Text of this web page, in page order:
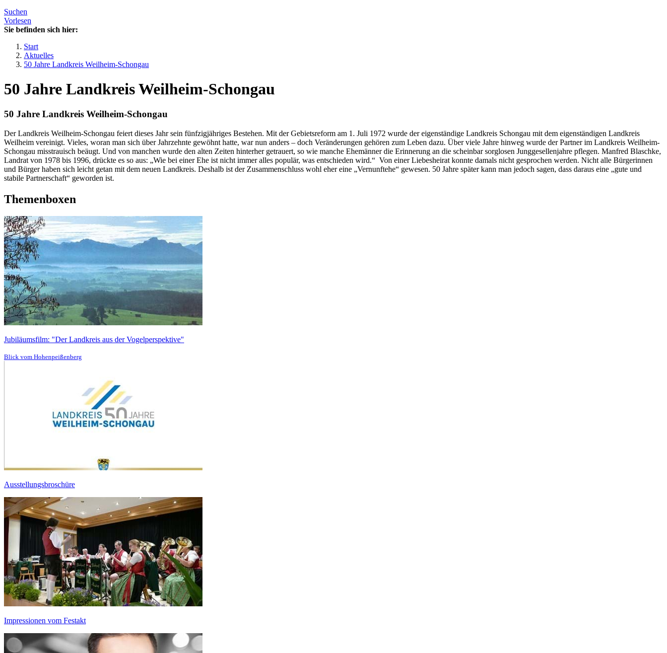
Suchen
Vorlesen
Sie befinden sich hier:
Start
Aktuelles
50 Jahre Landkreis Weilheim-Schongau
50 Jahre Landkreis Weilheim-Schongau
50 Jahre Landkreis Weilheim-Schongau
Der Landkreis Weilheim-Schongau feiert dieses Jahr sein fünfzigjähriges Bestehen. Mit der Gebietsreform am 1. Juli 1972 wurde der eigenständige Landkreis Schongau mit dem eigenständigen Landkreis
Weilheim vereinigt. Vieles, woran man sich über Jahrzehnte gewöhnt hatte, war nun anders – doch Veränderungen gehören zum Leben dazu. Über viele Jahre hinweg wurde der Partner im Landkreis Weilheim-
Schongau misstrauisch beäugt. Und von manchen wurde den alten Zeiten hinterher getrauert, so wie manche Ehemänner die Erinnerung an die scheinbar sorglosen Junggesellenjahre pflegen. Manfred Blaschke,
Landrat von 1978 bis 1996, drückte es so aus: „Wie bei einer Ehe ist nicht immer alles populär, was entschieden wird.“ Von einer Liebesheirat konnte damals nicht gesprochen werden. Nicht alle Bürgerinnen
und Bürger haben sich leicht getan mit dem neuen Landkreis. Deshalb ist der Zusammenschluss wohl eher eine „Vernunftehe“ gewesen. 50 Jahre später kann man jedoch sagen, dass daraus eine „gute und
stabile Partnerschaft“ geworden ist.
Themenboxen
Jubiläumsfilm: "Der Landkreis aus der Vogelperspektive"
Blick vom Hohenpeißenberg
Ausstellungsbroschüre
Impressionen vom Festakt